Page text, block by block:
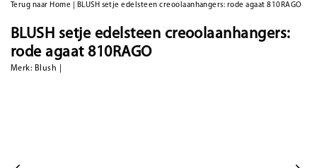
Terug naar Home BLUSH setje edelsteen creoolaanhangers: rode agaat 810RAGO
BLUSH setje edelsteen creoolaanhangers:
rode agaat 810RAGO
Merk: Blush